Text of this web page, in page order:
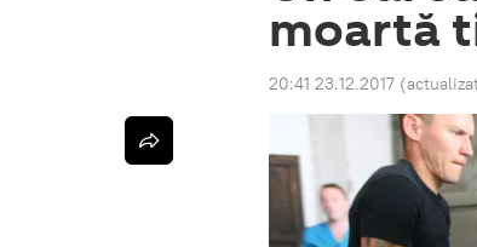
moartă
20:41 23.12.2017